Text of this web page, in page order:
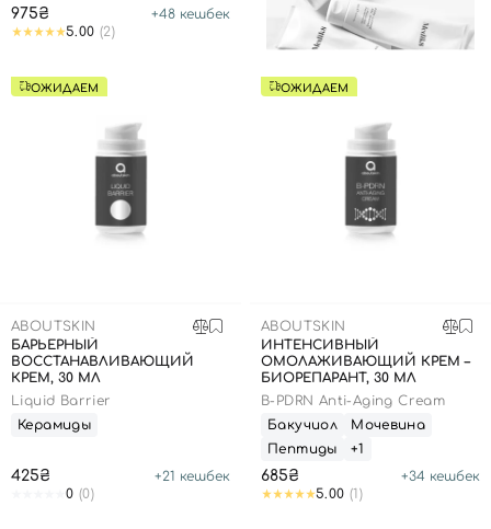
975₴ +48 кешбек
5.00 (2)
ОЖИДАЕМ
ABOUTSKIN
БАРЬЕРНЫЙ
ВОССТАНАВЛИВАЮЩИЙ
КРЕМ, 30 МЛ
Liquid Barrier
Керамиды
425₴ +21 кешбек
0 (0)
ОЖИДАЕМ
ABOUTSKIN
ИНТЕНСИВНЫЙ
ОМОЛАЖИВАЮЩИЙ КРЕМ –
БИОРЕПАРАНТ, 30 МЛ
B-PDRN Anti-Aging Cream
Бакучиол
Мочевина
Пептиды
+1
685₴ +34 кешбек
5.00 (1)
Регистрация